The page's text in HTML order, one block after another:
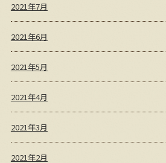
2021年7月
2021年6月
2021年5月
2021年4月
2021年3月
2021年2月